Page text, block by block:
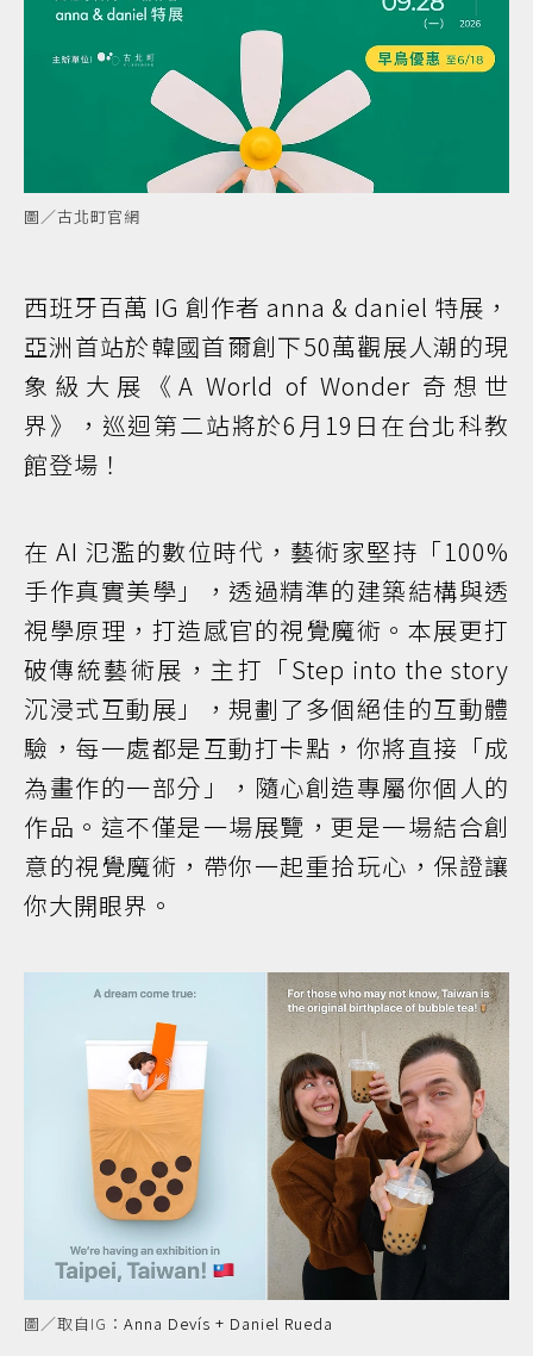
圖／古北町官網
西班牙百萬 IG 創作者 anna & daniel 特展，
亞洲首站於韓國首爾創下50萬觀展人潮的現
象級大展《A World of Wonder 奇想世
界》，巡迴第二站將於6月19日在台北科教
館登場！
在 AI 氾濫的數位時代，藝術家堅持「100%
手作真實美學」，透過精準的建築結構與透
視學原理，打造感官的視覺魔術。本展更打
破傳統藝術展，主打「Step into the story
沉浸式互動展」，規劃了多個絕佳的互動體
驗，每一處都是互動打卡點，你將直接「成
為畫作的一部分」，隨心創造專屬你個人的
作品。這不僅是一場展覽，更是一場結合創
意的視覺魔術，帶你一起重拾玩心，保證讓
你大開眼界。
圖／取自IG： Anna Devís + Daniel Rueda